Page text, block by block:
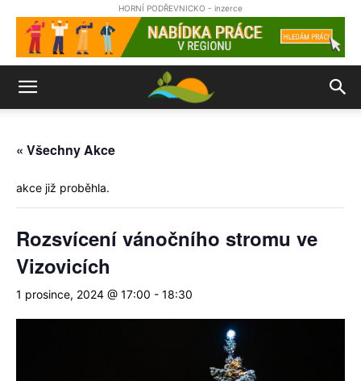
HORNÍ PODŘEVNICKO - inzerce
« Všechny Akce
akce již proběhla.
Rozsvícení vánočního stromu ve
Vizovicích
1 prosince, 2024 @ 17:00 - 18:30